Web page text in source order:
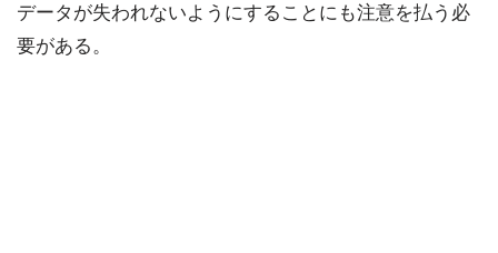
データが失われないようにすることにも注意を払う必
要がある。